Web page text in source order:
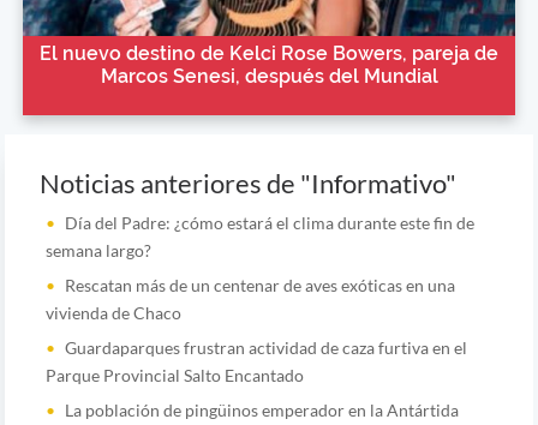
El nuevo destino de Kelci Rose Bowers, pareja de
Marcos Senesi, después del Mundial
Noticias anteriores de "Informativo"
Día del Padre: ¿cómo estará el clima durante este fin de
semana largo?
Rescatan más de un centenar de aves exóticas en una
vivienda de Chaco
Guardaparques frustran actividad de caza furtiva en el
Parque Provincial Salto Encantado
La población de pingüinos emperador en la Antártida